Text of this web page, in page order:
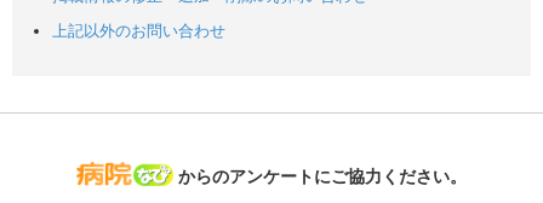
上記以外のお問い合わせ
病院なび
からのアンケートにご協力ください。